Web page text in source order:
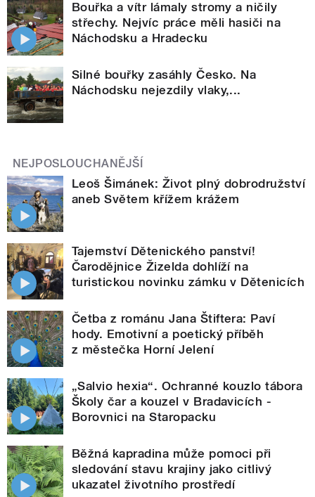
Bouřka a vítr lámaly stromy a ničily
střechy. Nejvíc práce měli hasiči na
Náchodsku a Hradecku
Silné bouřky zasáhly Česko. Na
Náchodsku nejezdily vlaky,...
NEJPOSLOUCHANĚJŠÍ
Leoš Šimánek: Život plný dobrodružství
aneb Světem křížem krážem
Tajemství Dětenického panství!
Čarodějnice Žizelda dohlíží na
turistickou novinku zámku v Dětenicích
Četba z románu Jana Štiftera: Paví
hody. Emotivní a poetický příběh
z městečka Horní Jelení
„Salvio hexia“. Ochranné kouzlo tábora
Školy čar a kouzel v Bradavicích -
Borovnici na Staropacku
Běžná kapradina může pomoci při
sledování stavu krajiny jako citlivý
ukazatel životního prostředí